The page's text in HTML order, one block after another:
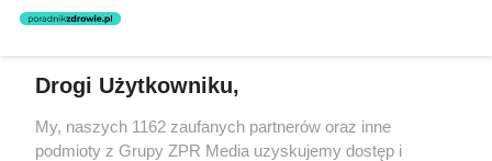
nowoczesna automatyka do bram
Drogi Użytkowniku,
My, naszych 1162 zaufanych partnerów oraz inne
podmioty z Grupy ZPR Media uzyskujemy dostęp i